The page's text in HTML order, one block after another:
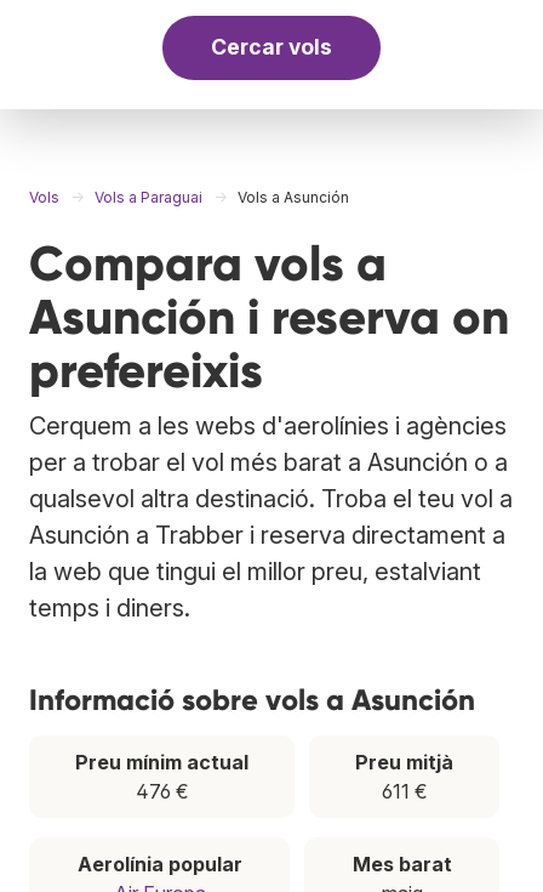
Cercar vols
Vols Vols a Paraguai Vols a Asunción
Compara vols a
Asunción i reserva on
prefereixis
Cerquem a les webs d'aerolínies i agències
per a trobar el vol més barat a Asunción o a
qualsevol altra destinació. Troba el teu vol a
Asunción a Trabber i reserva directament a
la web que tingui el millor preu, estalviant
temps i diners.
Informació sobre vols a Asunción
Preu mínim actual
476 €
Preu mitjà
611 €
Aerolínia popular
Mes barat